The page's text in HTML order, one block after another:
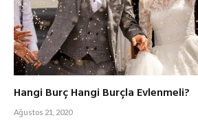
Hangi Burç Hangi Burçla Evlenmeli?
Ağustos 21, 2020